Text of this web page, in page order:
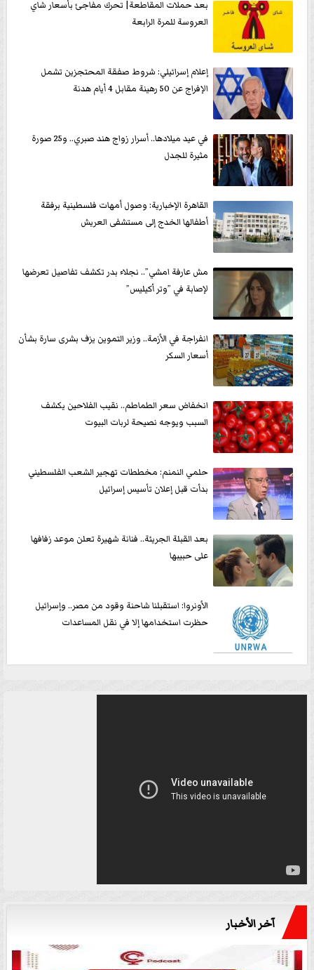
بعد حملات المقاطعة| تحرك مفاجئ بأسعار شاي
العروسة للمرة الرابعة
إعلام إسرائيلي: شروط صفقة المحتجزين تشمل
الإفراج عن 50 رهينة مقابل 4 أيام هدنة
في عيد ميلادها.. أسرار زواج هند صبري.. و25 صورة
مثيرة للجدل
القاهرة الإخبارية: وصول أمهات فلسطينية برفقة
أطفالها الخدج إلى مستشفى العريش
مش عارفة امشي”.. نجلاء بدر تكشف تفاصيل تعرضها
لإصابة في ”وتر أكيليس”
انفراجة في الأزمة.. وزير التموين يزف بشرى سارة بشأن
أسعار السكر
انخفاض سعر الطماطم.. نقيب الفلاحين يكشف
السبب ويوجه نصيحة لربات البيوت
حلمي النمنم: مخططات تهجير الشعب الفلسطيني
بدأت قبل إعلان تأسيس إسرائيل
بعد القبلة الجريئة.. فنانة شهيرة تعلن موعد زفافها
على حبيبها
الأونروا: استقبلنا شاحنة وقود من مصر.. وإسرائيل
حظرت استخدامها إلا في نقل المساعدات
آخر الأخبار